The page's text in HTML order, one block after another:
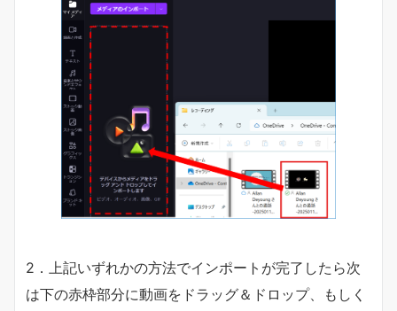
2．上記いずれかの方法でインポートが完了したら次
は下の赤枠部分に動画をドラッグ＆ドロップ、もしく